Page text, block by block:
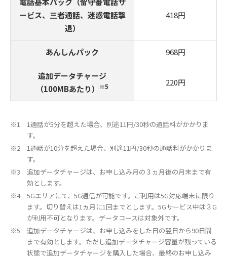
ービス、三者通話、迷惑電話撃
退）
418円
あんしんパック 968円
追加データチャージ
（100MBあたり）
※5 220円
1通話が5分を超えた場合、別途11円/30秒の通話料がかかりま
す。
1通話が10分を超えた場合、別途11円/30秒の通話料がかかりま
す。
追加データチャージは、お申し込み月の３ヵ月後の月末まで有
効とします。
5Gエリアにて、5G通信が可能です。ご利用は5G対応端末に限り
ます。切り替えは1ヵ月に1回までとします。5Gサービス中は３G
が利用不可となります。データコースは対象外です。
追加データチャージは、お申し込みをした日の翌日から90日間
まで有効とします。ただし追加データチャージ容量が残っている
状態で追加データチャージを購入した場合、最終のお申し込み